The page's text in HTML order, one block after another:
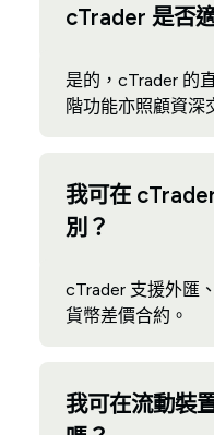
cTrader 是否
是的，cTrader 的
階功能亦照顧資深
我可在
別？
cTrader 支援外匯
貨幣差價合約。
我可在流動裝